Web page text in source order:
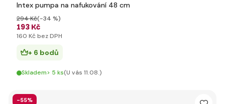
Intex pumpa na nafukování 48 cm
193 Kč
294 Kč(-34 %)
160 Kč bez DPH
+ 6 bodů
Skladem> 5 ks(U vás 11.08.)
-55%